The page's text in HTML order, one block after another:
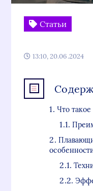
Статьи
13:10, 20.06.2024
Что